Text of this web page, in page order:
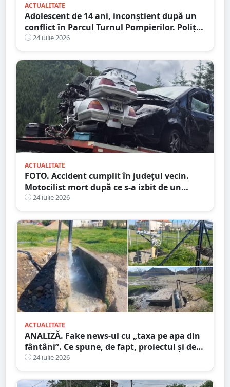
ACTUALITATE
Adolescent de 14 ani, inconștient după un
conflict în Parcul Turnul Pompierilor. Poliția
a deschis dosar penal
24 iulie 2026
ACTUALITATE
FOTO. Accident cumplit în județul vecin.
Motocilist mort după ce s-a izbit de un
copac și un microbuz
24 iulie 2026
ACTUALITATE
ANALIZĂ. Fake news-ul cu „taxa pe apa din
fântâni”. Ce spune, de fapt, proiectul și de
unde a pornit dezinformarea
24 iulie 2026